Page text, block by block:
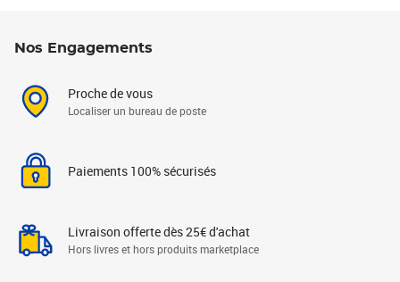
Nos Engagements
Proche de vous
Localiser un bureau de poste
Paiements 100% sécurisés
Livraison offerte dès 25€ d'achat
Hors livres et hors produits marketplace